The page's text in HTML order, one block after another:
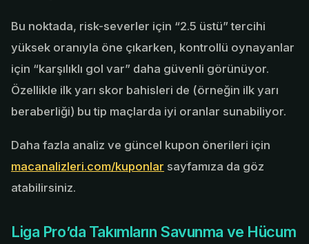
Bu noktada, risk-severler için “2.5 üstü” tercihi
yüksek oranıyla öne çıkarken, kontrollü oynayanlar
için “karşılıklı gol var” daha güvenli görünüyor.
Özellikle ilk yarı skor bahisleri de (örneğin ilk yarı
beraberliği) bu tip maçlarda iyi oranlar sunabiliyor.
Daha fazla analiz ve güncel kupon önerileri için
macanalizleri.com/kuponlar sayfamıza da göz
atabilirsiniz.
Liga Pro’da Takımların Savunma ve Hücum